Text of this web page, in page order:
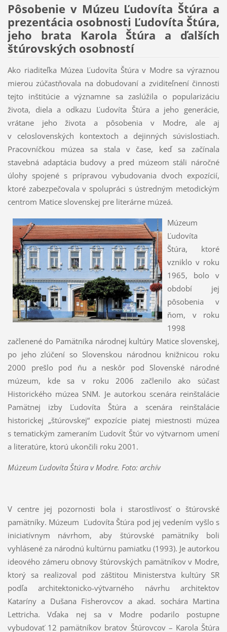
Pôsobenie v Múzeu Ľudovíta Štúra a
prezentácia osobnosti Ľudovíta Štúra,
jeho brata Karola Štúra a ďalších
štúrovských osobností
Ako riaditeľka Múzea Ľudovíta Štúra v Modre sa výraznou
mierou zúčastňovala na dobudovaní a zviditeľnení činnosti
tejto inštitúcie a významne sa zaslúžila o popularizáciu
života, diela a odkazu Ľudovíta Štúra a jeho generácie,
vrátane jeho života a pôsobenia v Modre, ale aj
v celoslovenských kontextoch a dejinných súvislostiach.
Pracovníčkou múzea sa stala v čase, keď sa začínala
stavebná adaptácia budovy a pred múzeom stáli náročné
úlohy spojené s prípravou vybudovania dvoch expozícií,
ktoré zabezpečovala v spolupráci s ústredným metodickým
centrom Matice slovenskej pre literárne múzeá.
Múzeum
Ľudovíta
Štúra, ktoré
vzniklo v roku
1965, bolo v
období jej
pôsobenia v
ňom, v roku
1998
začlenené do Pamätníka národnej kultúry Matice slovenskej,
po jeho zlúčení so Slovenskou národnou knižnicou roku
2000 prešlo pod ňu a neskôr pod Slovenské národné
múzeum, kde sa v roku 2006 začlenilo ako súčasť
Historického múzea SNM. Je autorkou scenára reinštalácie
Pamätnej izby Ľudovíta Štúra a scenára reinštalácie
historickej „štúrovskej“ expozície piatej miestnosti múzea
s tematickým zameraním Ľudovít Štúr vo výtvarnom umení
a literatúre, ktorú ukončili roku 2001.
Múzeum Ľudovíta Štúra v Modre. Foto: archív
V centre jej pozornosti bola i starostlivosť o štúrovské
pamätníky. Múzeum Ľudovíta Štúra pod jej vedením vyšlo s
iniciatívnym návrhom, aby štúrovské pamätníky boli
vyhlásené za národnú kultúrnu pamiatku (1993). Je autorkou
ideového zámeru obnovy štúrovských pamätníkov v Modre,
ktorý sa realizoval pod záštitou Ministerstva kultúry SR
podľa architektonicko-výtvarného návrhu architektov
Kataríny a Dušana Fisherovcov a akad. sochára Martina
Lettricha. Vďaka nej sa v Modre podarilo postupne
vybudovať 12 pamätníkov bratov Štúrovcov – Karola Štúra